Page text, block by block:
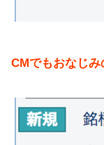
CMでもおなじ